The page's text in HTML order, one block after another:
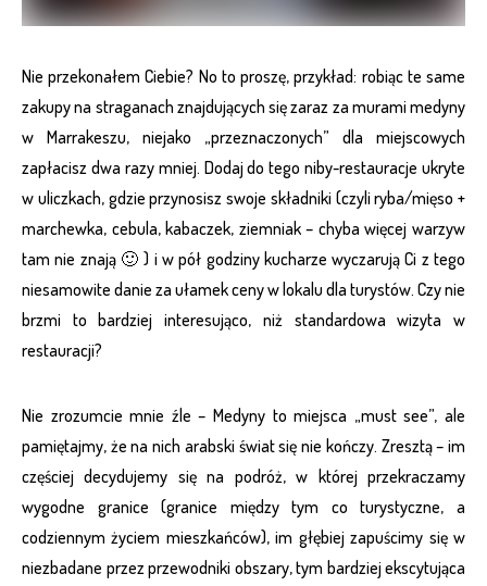
Nie przekonałem Ciebie? No to proszę, przykład: robiąc te same
zakupy na straganach znajdujących się zaraz za murami medyny
w Marrakeszu, niejako „przeznaczonych” dla miejscowych
zapłacisz dwa razy mniej. Dodaj do tego niby-restauracje ukryte
w uliczkach, gdzie przynosisz swoje składniki (czyli ryba/mięso +
marchewka, cebula, kabaczek, ziemniak – chyba więcej warzyw
tam nie znają 🙂 ) i w pół godziny kucharze wyczarują Ci z tego
niesamowite danie za ułamek ceny w lokalu dla turystów. Czy nie
brzmi to bardziej interesująco, niż standardowa wizyta w
restauracji?
Nie zrozumcie mnie źle – Medyny to miejsca „must see”, ale
pamiętajmy, że na nich arabski świat się nie kończy. Zresztą – im
częściej decydujemy się na podróż, w której przekraczamy
wygodne granice (granice między tym co turystyczne, a
codziennym życiem mieszkańców), im głębiej zapuścimy się w
niezbadane przez przewodniki obszary, tym bardziej ekscytująca